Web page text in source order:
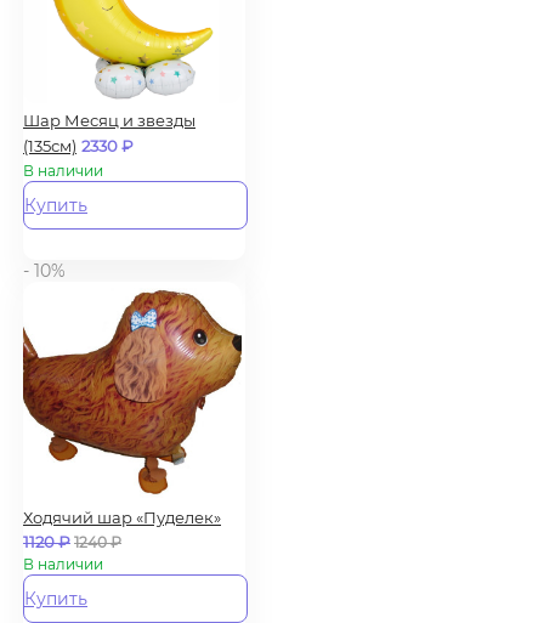
Шар Месяц и звезды
(135см) 2330₽
В наличии
Купить
- 10%
Ходячий шар «Пуделек»
1120₽ 1240₽
В наличии
Купить